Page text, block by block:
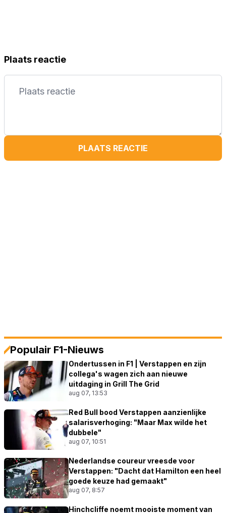
Plaats reactie
PLAATS REACTIE
Populair F1-Nieuws
Ondertussen in F1 | Verstappen en zijn
collega's wagen zich aan nieuwe
uitdaging in Grill The Grid
aug 07, 13:53
Red Bull bood Verstappen aanzienlijke
salarisverhoging: "Maar Max wilde het
dubbele"
aug 07, 10:51
Nederlandse coureur vreesde voor
Verstappen: "Dacht dat Hamilton een heel
goede keuze had gemaakt"
aug 07, 8:57
Hinchcliffe noemt mooiste moment van